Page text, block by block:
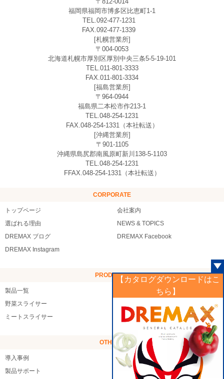
福岡県福岡市博多区比恵町1-1
TEL.092-477-1231
FAX.092-477-1339
[札幌営業所]
〒004-0053
北海道札幌市厚別区厚別中央三条5-5-19-101
TEL.011-801-3333
FAX.011-801-3334
[福島営業所]
〒964-0944
福島県二本松市作213-1
TEL.048-254-1231
FAX.048-254-1331（本社転送）
[沖縄営業所]
〒901-1105
沖縄県島尻郡南風原町新川138-5-1103
TEL.048-254-1231
FFAX.048-254-1331（本社転送）
CORPORATE
トップページ
会社案内
選ばれる理由
NEWS & TOPICS
DREMAX ブログ
DREMAX Facebook
DREMAX Instagram
PRODUCTS
製品一覧
製品デモMOVIE
野菜スライサー
ミートスライサー
シーフードスライサー
OTHERS
導入事例
お客様の声
製品サポート
販売店様向けページ
【カタログダウンロードはこ
ちら】